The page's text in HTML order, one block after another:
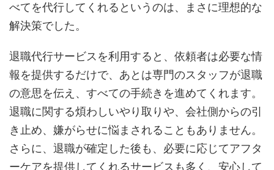
べてを代行してくれるというのは、まさに理想的な
解決策でした。
退職代行サービスを利用すると、依頼者は必要な情
報を提供するだけで、あとは専門のスタッフが退職
の意思を伝え、すべての手続きを進めてくれます。
退職に関する煩わしいやり取りや、会社側からの引
き止め、嫌がらせに悩まされることもありません。
さらに、退職が確定した後も、必要に応じてアフタ
ーケアを提供してくれるサービスも多く、安心して